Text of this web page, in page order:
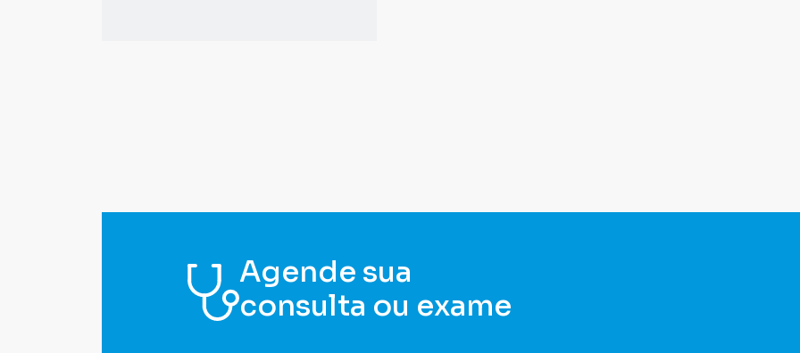
Agende sua
consulta ou exame